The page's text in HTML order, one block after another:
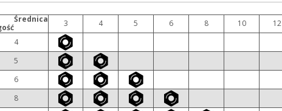
Średnica
3 4 5 6 8 10 12
4
5
6
8